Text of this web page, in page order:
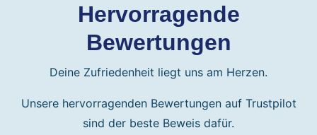
Hervorragende
Bewertungen
Deine Zufriedenheit liegt uns am Herzen.
Unsere hervorragenden Bewertungen auf Trustpilot
sind der beste Beweis dafür.